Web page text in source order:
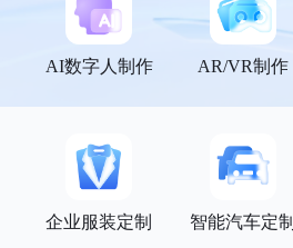
AI数字人制作 AR/VR制作
企业服装定制 智能汽车定制